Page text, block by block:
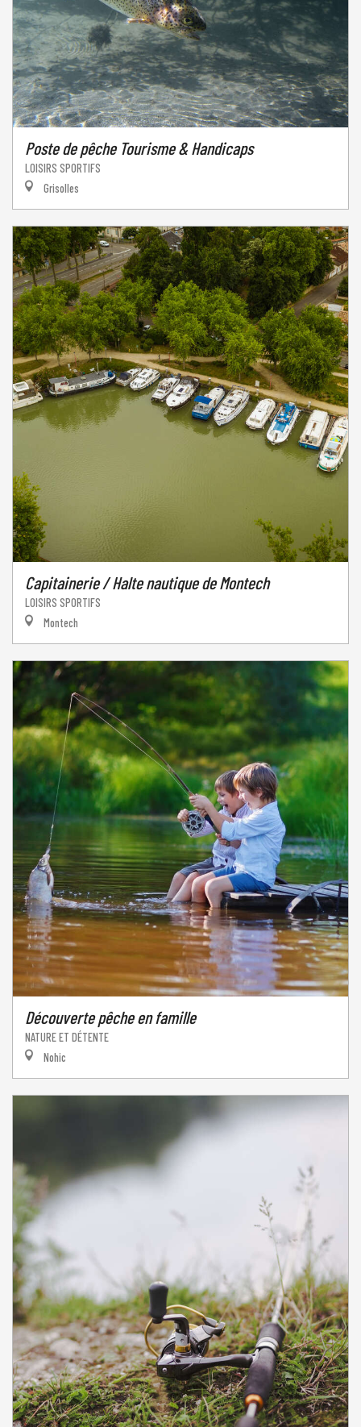
Poste de pêche Tourisme & Handicaps
LOISIRS SPORTIFS
Grisolles
Capitainerie / Halte nautique de Montech
LOISIRS SPORTIFS
Montech
Découverte pêche en famille
NATURE ET DÉTENTE
Nohic